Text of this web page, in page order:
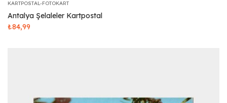
KARTPOSTAL-FOTOKART
Antalya Şelaleler Kartpostal
₺84,99